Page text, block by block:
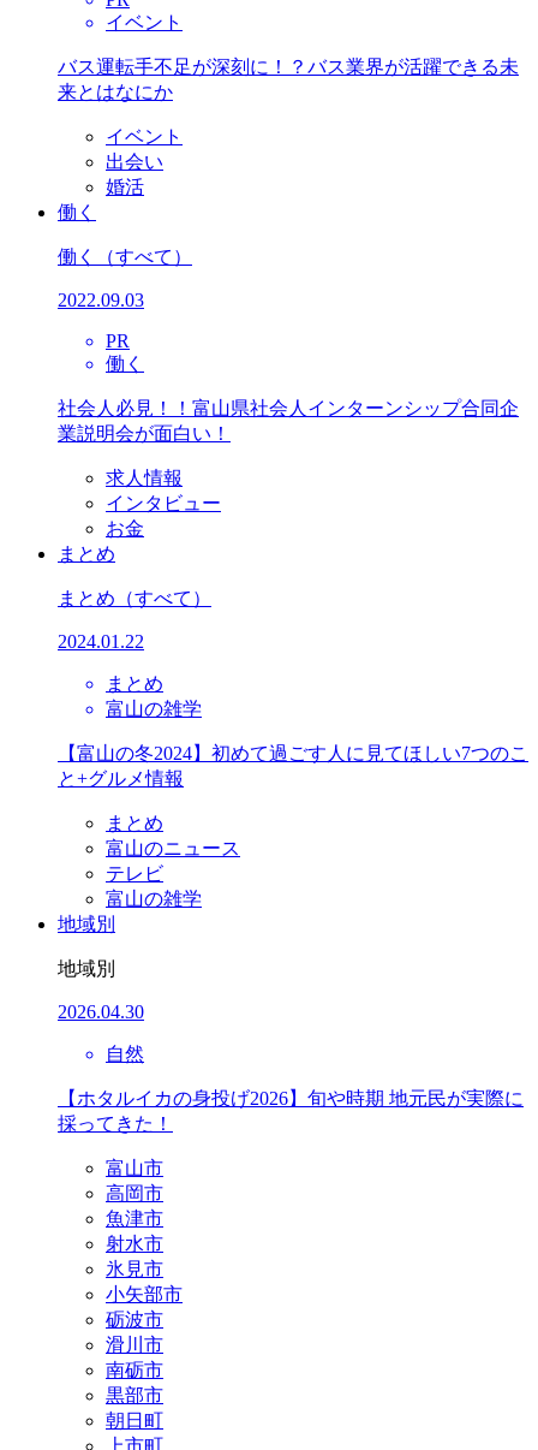
イベント
バス運転手不足が深刻に！？バス業界が活躍できる未
来とはなにか
イベント
出会い
婚活
働く
働く （すべて）
2022.09.03
PR
働く
社会人必見！！富山県社会人インターンシップ合同企
業説明会が面白い！
求人情報
インタビュー
お金
まとめ
まとめ （すべて）
2024.01.22
まとめ
富山の雑学
【富山の冬2024】初めて過ごす人に見てほしい7つのこ
と+グルメ情報
まとめ
富山のニュース
テレビ
富山の雑学
地域別
地域別
2026.04.30
自然
【ホタルイカの身投げ2026】旬や時期 地元民が実際に
採ってきた！
富山市
高岡市
魚津市
射水市
氷見市
小矢部市
砺波市
滑川市
南砺市
黒部市
朝日町
上市町